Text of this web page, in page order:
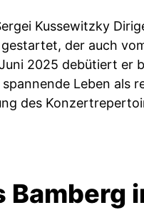
Kussewitzky
der auch
2025 debütiert er
Leben als
des